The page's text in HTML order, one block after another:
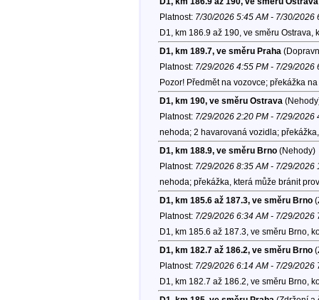
Platnost: 7/30/2026 5:45 AM - 7/30/2026
D1, km 186.9 až 190, ve směru Ostrava,
D1, km 189.7, ve směru Praha
Platnost: 7/29/2026 4:55 PM - 7/29/2026
Pozor! Předmět na vozovce; překážka
D1, km 190, ve směru Ostrava
Platnost: 7/29/2026 2:20 PM - 7/29/2026
nehoda; 2 havarovaná vozidla;
D1, km 188.9, ve směru Brno(Nehody)
Platnost: 7/29/2026 8:35 AM - 7/29/2026
nehoda; překážka, která může bránit
D1, km 185.6 až 187.3, ve směru Brno
Platnost: 7/29/2026 6:34 AM - 7/29/2026
D1, km 185.6 až 187.3, ve směru Brno,
D1, km 182.7 až 186.2, ve směru Brno
Platnost: 7/29/2026 6:14 AM - 7/29/2026
D1, km 182.7 až 186.2, ve směru Brno,